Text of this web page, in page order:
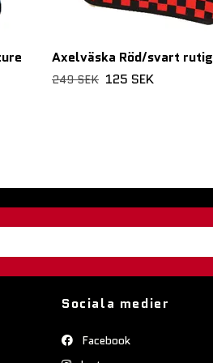
Axelväska Röd/svart rutig
249 SEK 125 SEK
Sociala medier
Facebook